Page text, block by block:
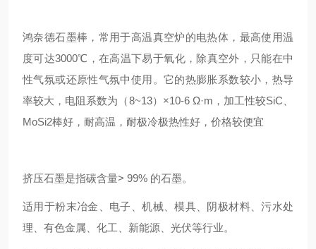
鸿奈德石墨棒，常用于高温真空炉的电热体，最高使用温
度可达3000℃，在高温下易于氧化，除真空外，只能在中
性气氛或还原性气氛中使用。它的热膨胀系数较小，热导
率较大，电阻系数为（8~13）×10-6 Ω·m，加工性较SiC、
MoSi2棒好，耐高温，耐极冷极热性好，价格较便宜
挤压石墨是指碳含量> 99% 的石墨。
适用于粉末冶金、电子、机械、模具、阴极材料、污水处
理、有色金属、化工、新能源、光伏等行业。